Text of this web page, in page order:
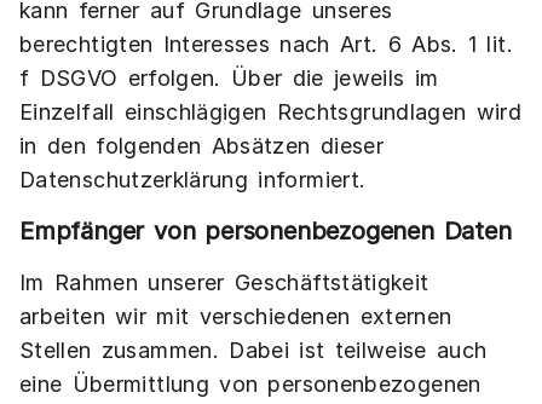
kann ferner auf Grundlage unseres
berechtigten Interesses nach Art. 6 Abs. 1 lit.
f DSGVO erfolgen. Über die jeweils im
Einzelfall einschlägigen Rechtsgrundlagen wird
in den folgenden Absätzen dieser
Datenschutzerklärung informiert.
Empfänger von personenbezogenen Daten
Im Rahmen unserer Geschäftstätigkeit
arbeiten wir mit verschiedenen externen
Stellen zusammen. Dabei ist teilweise auch
eine Übermittlung von personenbezogenen